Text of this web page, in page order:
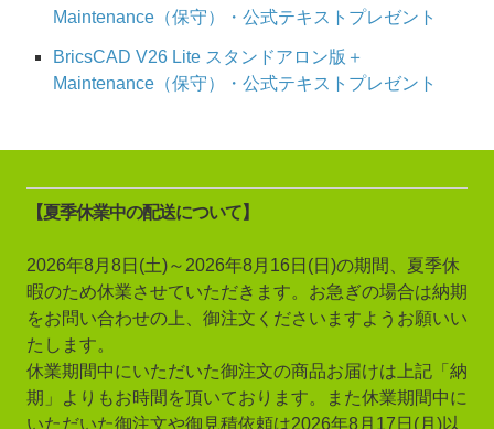
Maintenance（保守）・公式テキストプレゼント
BricsCAD V26 Lite スタンドアロン版＋
Maintenance（保守）・公式テキストプレゼント
【夏季休業中の配送について】
2026年8月8日(土)～2026年8月16日(日)の期間、夏季休
暇のため休業させていただきます。お急ぎの場合は納期
をお問い合わせの上、御注文くださいますようお願いい
たします。
休業期間中にいただいた御注文の商品お届けは上記「納
期」よりもお時間を頂いております。また休業期間中に
いただいた御注文や御見積依頼は2026年8月17日(月)以